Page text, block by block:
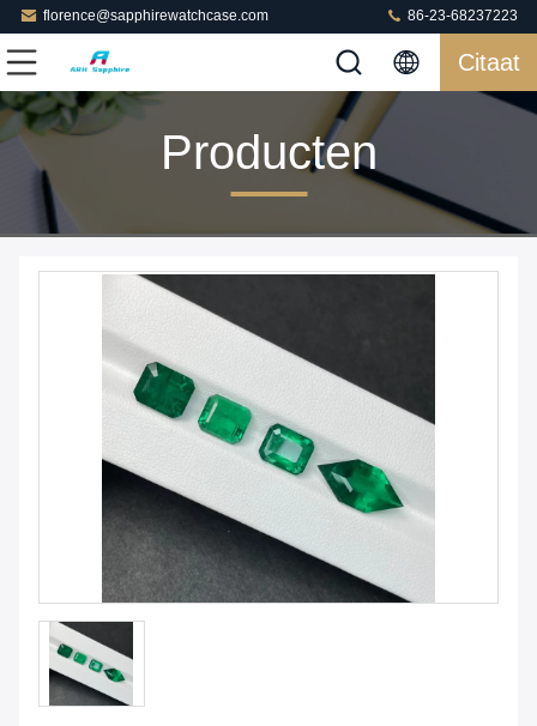
florence@sapphirewatchcase.com 86-23-68237223
Citaat
Producten